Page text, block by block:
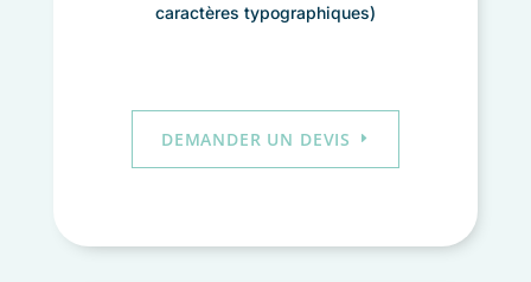
caractères typographiques)
DEMANDER UN DEVIS